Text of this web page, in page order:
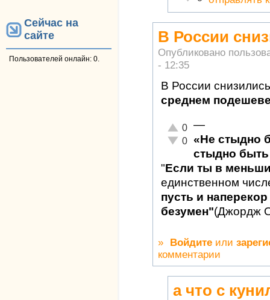
Сейчас на
сайте
Пользователей онлайн: 0.
В России
Опубликовано
- 12:35
В России
среднем
Отлично!
0
Неадекватно!
0
—
«Не стыдно
стыдно быть
"Если ты в
единственном
пусть и
безумен"(Джордж
» Войдите или
комментарии
а что с